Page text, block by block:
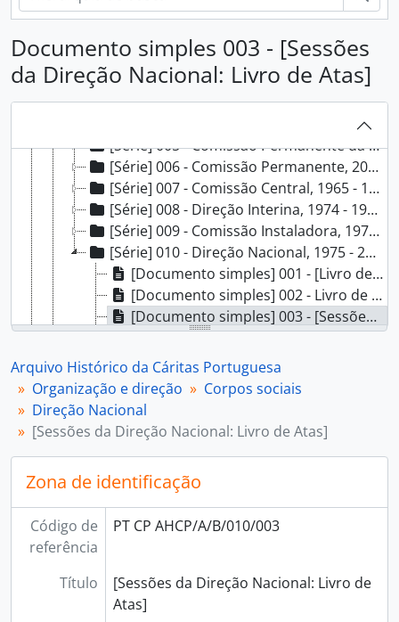
Documento simples 003 - [Sessões
da Direção Nacional: Livro de Atas]
[Subsecção] A - Estrutura orgânica e funcional, 1946 - 2019
[Subsecção] B - Corpos sociais, 1956 - 2018
[Série] 001 - Nomeações, 1956 - 1982
[Série] 002 - Conselho Geral (1956-1976), 1957 - 1976
[Série] 003 - Assembleia Geral (1976-2000), 1976 - 2000
[Série] 004 - Conselho Geral (2000-), 2000 - 2014
[Série] 005 - Comissão Permanente da Assembleia Geral, 1977 - 1996
[Série] 006 - Comissão Permanente, 2007 - 2010
[Série] 007 - Comissão Central, 1965 - 1974
[Série] 008 - Direção Interina, 1974 - 1976
[Série] 009 - Comissão Instaladora, 1976 - 1977
[Série] 010 - Direção Nacional, 1975 - 2018
[Documento simples] 001 - [Livro de actas], 1977-10-02 - ?
[Documento simples] 002 - Livro de Actas das reuniões da Direcção da União de Caridade Portuguesa Cáritas, 1980-06-11 - ?
[Documento simples] 003 - [Sessões da Direção Nacional: Livro de Atas], 1991-07-01 - 1992-04-02
[Documento composto] 004 - Direção Nacional, 1975 - 1994
[Documento composto] 005 - Cáritas Portuguesa: Direção Nacional: Textos sobre a Cáritas, 1983 - 1993
[Documento composto] 006 - Reorganização da Cáritas Portuguesa, 1992 - 1994
[Documento simples] 007 - Acta n.º 1 da Direção Nacional da Cáritas, 1999-07-07
[Subsecção] C - Atividade dirigente, 1946 - 2016
[Subsecção] D - Planeamento e gestão de atividades, 1965 - 2020
[Subsecção] F - Representação e cooperação institucional, 1946 - 2019
[Secção] B - Departamentos e serviços, 1947 - 2023
[Secção] C - Programas, 1946 - 2020
Arquivo Histórico da Cáritas Portuguesa
Organização e direção
Corpos sociais
Direção Nacional
[Sessões da Direção Nacional: Livro de Atas]
Zona de identificação
Código de
referência
PT CP AHCP/A/B/010/003
Título
[Sessões da Direção Nacional: Livro de
Atas]